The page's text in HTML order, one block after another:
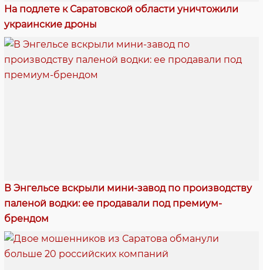
На подлете к Саратовской области уничтожили
украинские дроны
В Энгельсе вскрыли мини-завод по производству
паленой водки: ее продавали под премиум-
брендом